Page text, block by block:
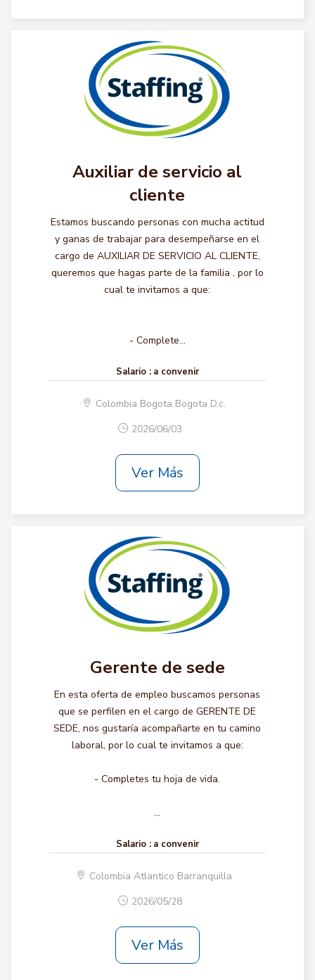
Auxiliar de servicio al
cliente
Estamos buscando personas con mucha actitud
y ganas de trabajar para desempeñarse en el
cargo de AUXILIAR DE SERVICIO AL CLIENTE,
queremos que hagas parte de la familia , por lo
cual te invitamos a que:
- Complete...
Salario : a convenir
Colombia Bogota Bogota D.c.
2026/06/03
Ver Más
Gerente de sede
En esta oferta de empleo buscamos personas
que se perfilen en el cargo de GERENTE DE
SEDE, nos gustaría acompañarte en tu camino
laboral, por lo cual te invitamos a que:
- Completes tu hoja de vida.
...
Salario : a convenir
Colombia Atlantico Barranquilla
2026/05/28
Ver Más